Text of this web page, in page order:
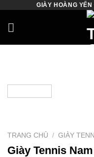
content
GIÀY HOÀNG
TRANG CHỦ / GIÀY
Giày Tennis